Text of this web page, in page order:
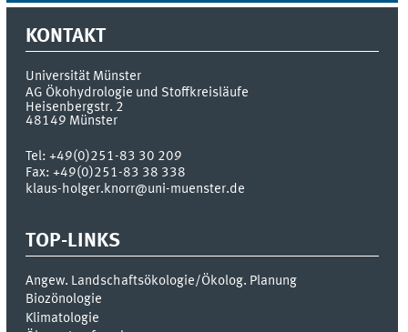
KONTAKT
Universität Münster
AG Ökohydrologie und Stoffkreisläufe
Heisenbergstr. 2
48149 Münster
Tel:+49(0)251-83 30 209
Fax:+49(0)251-83 38 338
klaus-holger.knorr@uni-muenster.de
TOP-LINKS
Angew. Landschaftsökologie/Ökolog. Planung
Biozönologie
Klimatologie